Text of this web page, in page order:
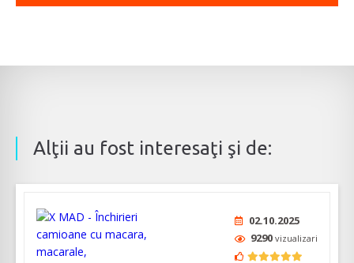
Alţii au fost interesaţi şi de:
02.10.2025
9290 vizualizari